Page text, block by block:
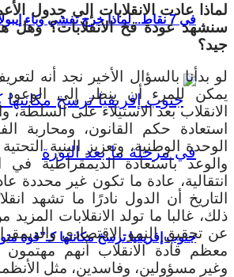
في 7 نقاط.. لماذا خرج تفشي وباء إيبولا عن السيطرة؟
جنوب إفريقيا ترسخ مكانتها كـ”قوة
لماذا عادت الانقلابات إلى جدول
سنشهد عودة فخ الانقلابات؟ وهل
جيد؟
لو بدأنا بالسؤال الأخير نجد أنه
يمكن للمرء أن ينظر إلى الوعود
الانقلاب بعد الاستيلاء على السلطة،
استعادة حكم القانون، ومحاربة
الوحدة الوطنية، وتعزيز البنية
والوعد باستعادة الديمقراطية في
انتقالية، عادة ما تكون غير محددة
التاريخ أن الدول نادرًا ما تشهد
ذلك، غالبا ما تولد الانقلابات المزيد
عن تحقيق النمو الاقتصادي
معظم قادة الانقلاب أنهم مهتمون
وغير مسؤولين، وفاسدين، مثل